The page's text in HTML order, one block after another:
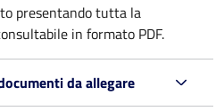
presentando tutta la
in formato PDF.
da allegare